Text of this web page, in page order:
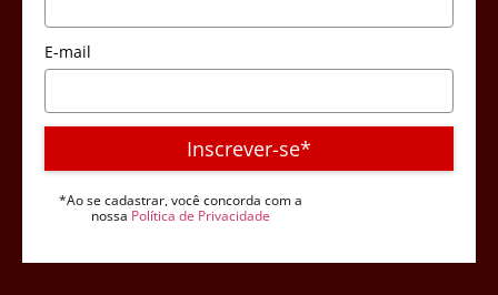
E-mail
Inscrever-se*
*Ao se cadastrar, você concorda com a
nossa Política de Privacidade